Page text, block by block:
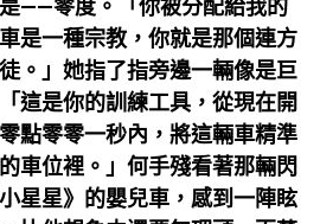
——零度。「你被分配給我的
是一種宗教，你就是那個連方
。」她指了指旁邊一輛像是巨
這是你的訓練工具，從現在開
點零零一秒內，將這輛車精準
車位裡。」何手殘看著那輛閃
星星》的嬰兒車，感到一陣眩